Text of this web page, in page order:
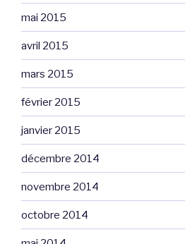
mai 2015
avril 2015
mars 2015
février 2015
janvier 2015
décembre 2014
novembre 2014
octobre 2014